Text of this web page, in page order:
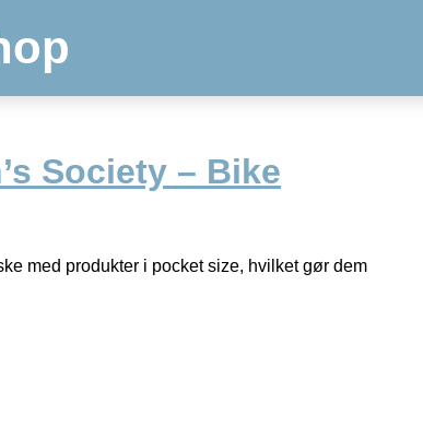
Society – Bike
med produkter i pocket size, hvilket gør dem